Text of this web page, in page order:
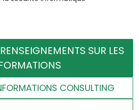
SUR LES
CONSULTING